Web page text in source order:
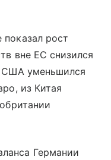
рост
вне ЕС снизился
США уменьшился
из Китая
Германии